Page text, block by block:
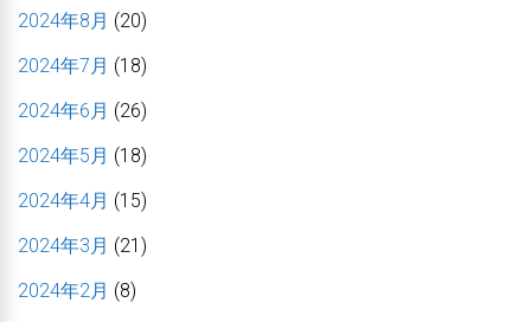
2024年8月 (20)
2024年7月 (18)
2024年6月 (26)
2024年5月 (18)
2024年4月 (15)
2024年3月 (21)
2024年2月 (8)